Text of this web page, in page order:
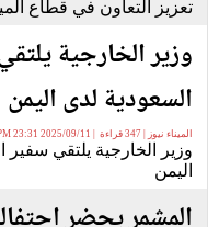
تعزيز التعاون في قطاع
وزير الخارجية
السعودية لدى اليمن
الميناء نيوز | 347 قراءة | 2025/09/11 23:31 PM
وزير الخارجية يلتقي سفير
اليمن